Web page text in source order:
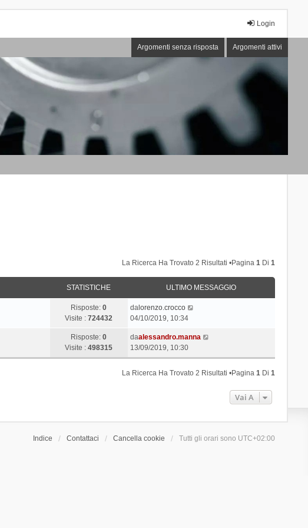
Login
Argomenti senza risposta Argomenti attivi
La Ricerca Ha Trovato 2 Risultati •Pagina1 Di1
STATISTICHE ULTIMO MESSAGGIO
Risposte:0
Visite :724432
dalorenzo.crocco
04/10/2019, 10:34
Risposte:0
Visite :498315
daalessandro.manna
13/09/2019, 10:30
La Ricerca Ha Trovato 2 Risultati •Pagina1 Di1
Vai A
Indice Contattaci Cancella cookie Tutti gli orari sono UTC+02:00